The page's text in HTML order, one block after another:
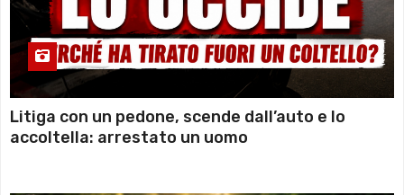
Litiga con un pedone, scende dall’auto e lo
accoltella: arrestato un uomo